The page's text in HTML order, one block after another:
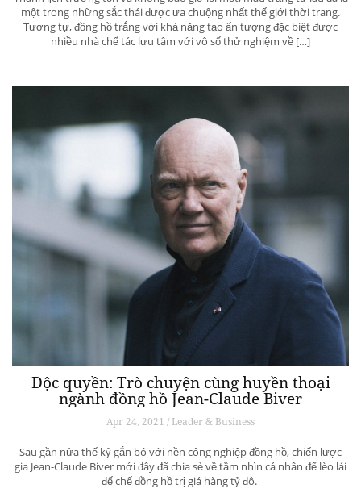
một trong những sắc thái được ưa chuộng nhất thế giới thời trang.
Tương tự, đồng hồ trắng với khả năng tạo ấn tượng đặc biệt được
nhiều nhà chế tác lưu tâm với vô số thử nghiệm về […]
Độc quyền: Trò chuyện cùng huyền thoại
ngành đồng hồ Jean-Claude Biver
Apr 24, 2021 / Leader & Business
Sau gần nửa thế kỷ gắn bó với nền công nghiệp đồng hồ, chiến lược
gia Jean-Claude Biver mới đây đã chia sẻ về tầm nhìn cá nhân để lèo lái
đế chế đồng hồ trị giá hàng tỷ đô.